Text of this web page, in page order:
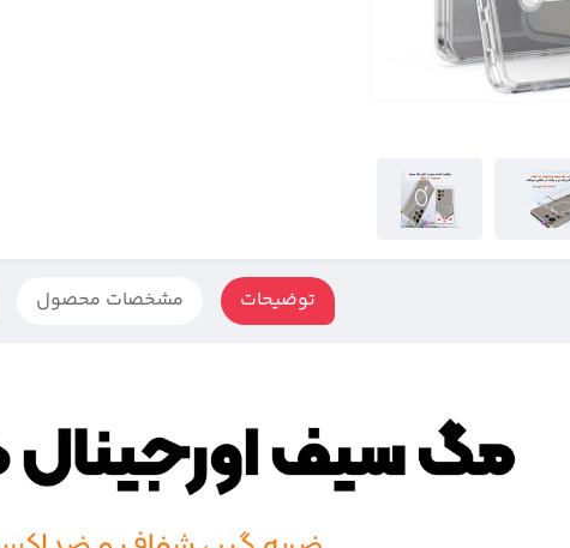
توضیحات مشخصات محصول